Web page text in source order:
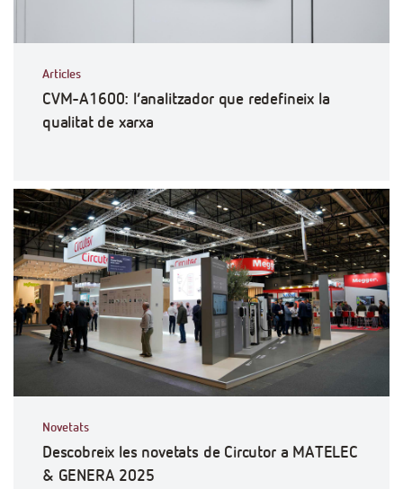
Articles
CVM-A1600: l’analitzador que redefineix la
qualitat de xarxa
Novetats
Descobreix les novetats de Circutor a MATELEC
& GENERA 2025